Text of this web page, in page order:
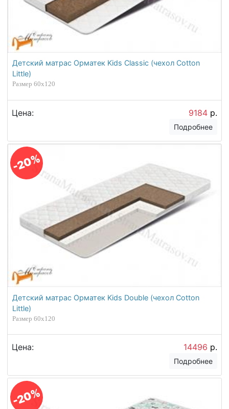
Детский матрас Орматек Kids Classic (чехол Cotton
Little)
Размер 60х120
Цена: 9184 р.
Подробнее
-20%
Детский матрас Орматек Kids Double (чехол Cotton
Little)
Размер 60х120
Цена: 14496 р.
Подробнее
-20%